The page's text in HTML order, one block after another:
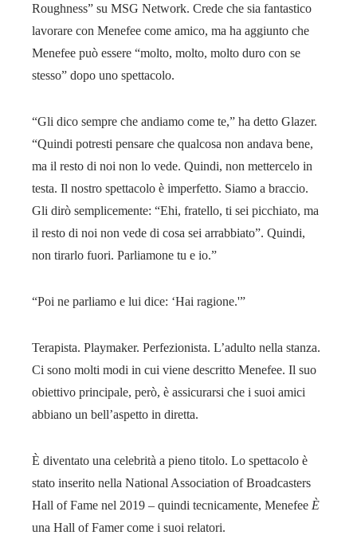
Roughness” su MSG Network. Crede che sia fantastico
lavorare con Menefee come amico, ma ha aggiunto che
Menefee può essere “molto, molto, molto duro con se
stesso” dopo uno spettacolo.
“Gli dico sempre che andiamo come te,” ha detto Glazer.
“Quindi potresti pensare che qualcosa non andava bene,
ma il resto di noi non lo vede. Quindi, non mettercelo in
testa. Il nostro spettacolo è imperfetto. Siamo a braccio.
Gli dirò semplicemente: “Ehi, fratello, ti sei picchiato, ma
il resto di noi non vede di cosa sei arrabbiato”. Quindi,
non tirarlo fuori. Parliamone tu e io.”
“Poi ne parliamo e lui dice: ‘Hai ragione.'”
Terapista. Playmaker. Perfezionista. L’adulto nella stanza.
Ci sono molti modi in cui viene descritto Menefee. Il suo
obiettivo principale, però, è assicurarsi che i suoi amici
abbiano un bell’aspetto in diretta.
È diventato una celebrità a pieno titolo. Lo spettacolo è
stato inserito nella National Association of Broadcasters
Hall of Fame nel 2019 – quindi tecnicamente, Menefee È
una Hall of Famer come i suoi relatori.